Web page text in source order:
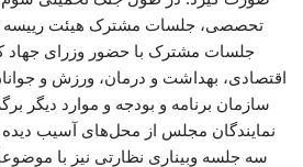
تحصصی، جلسات مشترک هیئت رییسه
جلسات مشترک با حضور وزرای جهاد
اقتصادی، بهداشت و درمان، ورزش و
سازمان برنامه و بودجه و موارد دیگر
نمایندگان مجلس از محل‌های آسیب دیده
سه جلسه وبیناری ‌نظارتی نیز با